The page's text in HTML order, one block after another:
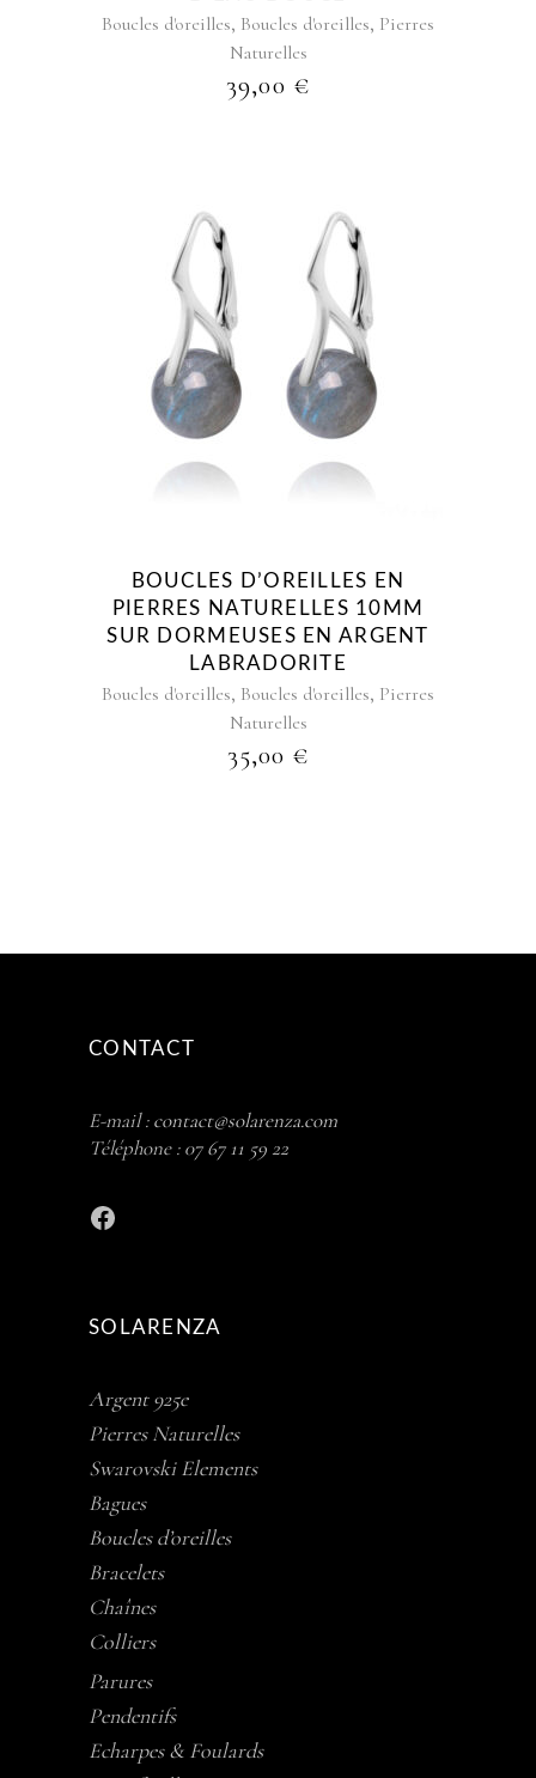
Boucles d'oreilles, Boucles d'oreilles, Pierres
Naturelles
39,00 €
BOUCLES D’OREILLES EN
PIERRES NATURELLES 10MM
SUR DORMEUSES EN ARGENT
LABRADORITE
Boucles d'oreilles, Boucles d'oreilles, Pierres
Naturelles
35,00 €
CONTACT
E-mail :contact@solarenza.com
Téléphone :07 67 11 59 22
Facebook
SOLARENZA
Argent 925e
Pierres Naturelles
Swarovski Elements
Bagues
Boucles d’oreilles
Bracelets
Chaînes
Colliers
Parures
Pendentifs
Echarpes & Foulards